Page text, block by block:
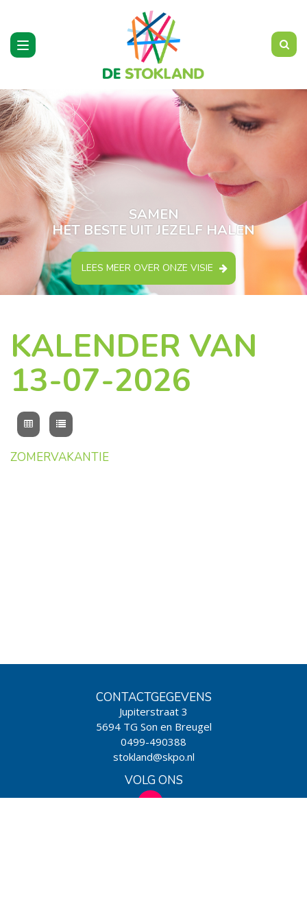
Toggle
navigation
SAMEN
HET BESTE UIT JEZELF HALEN
LEES MEER OVER ONZE VISIE
KALENDER VAN
13-07-2026
ZOMERVAKANTIE
CONTACTGEGEVENS
Jupiterstraat 3
5694 TG Son en Breugel
0499-490388
stokland@skpo.nl
VOLG ONS